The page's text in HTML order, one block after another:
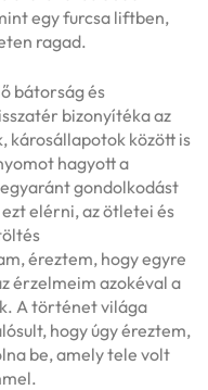
egy furcsa liftben,
ragad.
bátorság és
bizonyítéka az
károsállapotok között is
hagyott a
gondolkodást
elérni, az ötletei és
éreztem, hogy egyre
érzelmeim azokéval a
A történet világa
hogy úgy éreztem,
be, amely tele volt